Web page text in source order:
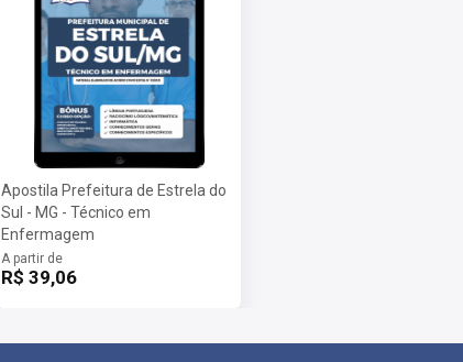
Apostila Prefeitura de Estrela do
Sul - MG - Técnico em
Enfermagem
A partir de
R$ 39,06